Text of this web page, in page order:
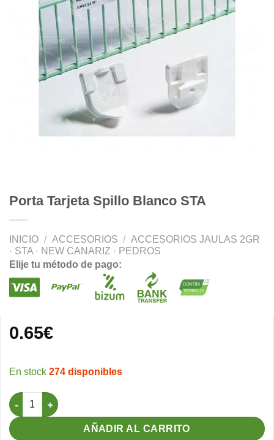
Porta Tarjeta Spillo Blanco STA
INICIO / ACCESORIOS / ACCESORIOS JAULAS 2GR
· STA · NEW CANARIZ · PEDROS
Elije tu método de pago:
0.65€
274 disponibles
Porta Tarjeta Spillo Blanco STA cantidad
AÑADIR AL CARRITO